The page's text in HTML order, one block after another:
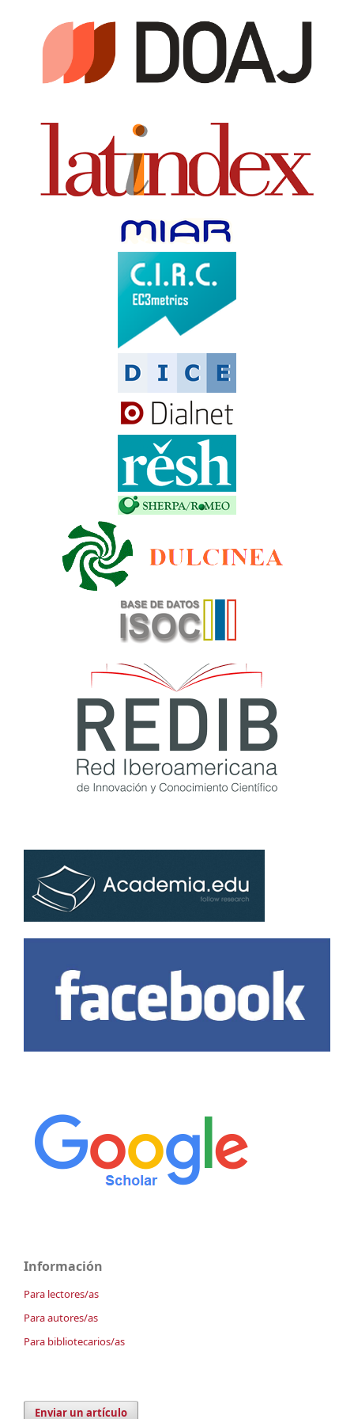
Información
Para lectores/as
Para autores/as
Para bibliotecarios/as
Enviar un artículo